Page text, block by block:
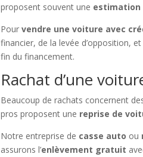
proposent souvent une
Pourvendre une voiture avec
financier, de la levée d’opposition,
fin du financement.
Rachat d’une
Beaucoup de rachats concernent
pros proposent une reprise de
Notre entreprise de casse auto ou
assurons l’enlèvement gratuit